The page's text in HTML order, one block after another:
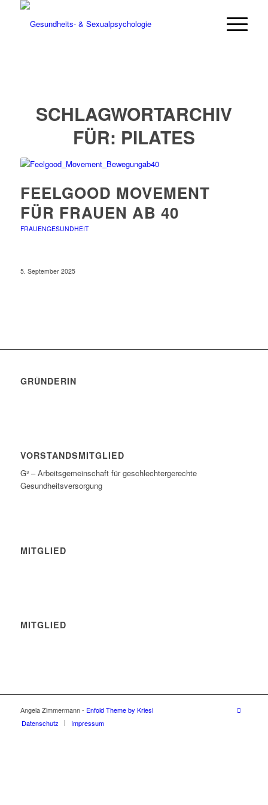
SCHLAGWORTARCHIV
FÜR: PILATES
FEELGOOD MOVEMENT
FÜR FRAUEN AB 40
FRAUENGESUNDHEIT
5. September 2025
GRÜNDERIN
VORSTANDSMITGLIED
G³ – Arbeitsgemeinschaft für geschlechtergerechte
Gesundheitsversorgung
MITGLIED
MITGLIED
Angela Zimmermann - Enfold Theme by Kriesi
Datenschutz
Impressum